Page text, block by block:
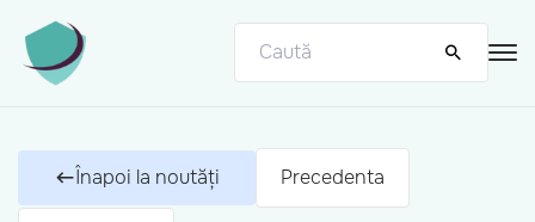
Înapoi la noutăți Precedenta